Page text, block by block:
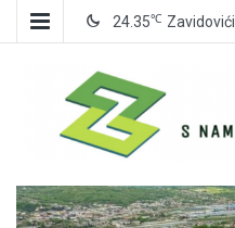
24.35℃ Zavidovići